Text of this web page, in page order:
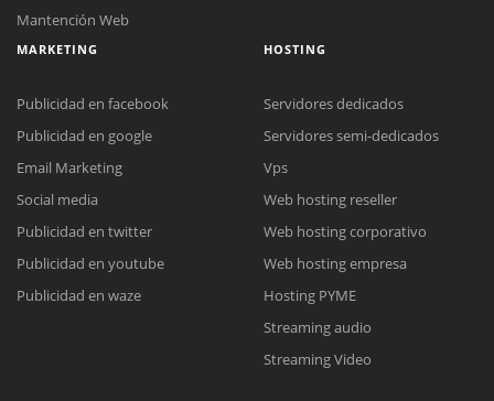
Reunión online
Nuestros ejecutivos le enviarán un correo electrónico con el enlace a
Meet para la reunión online.
Cotización
Todos nuestros ejecutivos están fuera de línea. Complete el formulario
Mantención Web
MARKETING
Publicidad en facebook
Publicidad en google
Email Marketing
Social media
Publicidad en twitter
Publicidad en youtube
Publicidad en waze
HOSTING
Servidores dedicados
Servidores semi-dedicados
Vps
Web hosting reseller
Web hosting corporativo
Web hosting empresa
Hosting PYME
Streaming audio
Streaming Video